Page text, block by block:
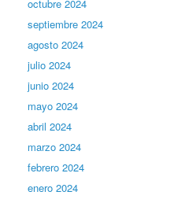
octubre 2024
septiembre 2024
agosto 2024
julio 2024
junio 2024
mayo 2024
abril 2024
marzo 2024
febrero 2024
enero 2024